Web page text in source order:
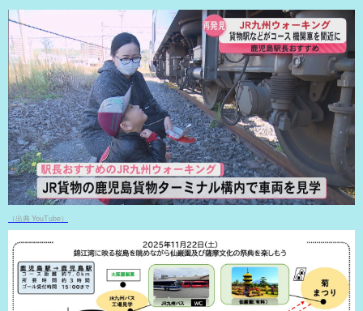
（出典 YouTube）